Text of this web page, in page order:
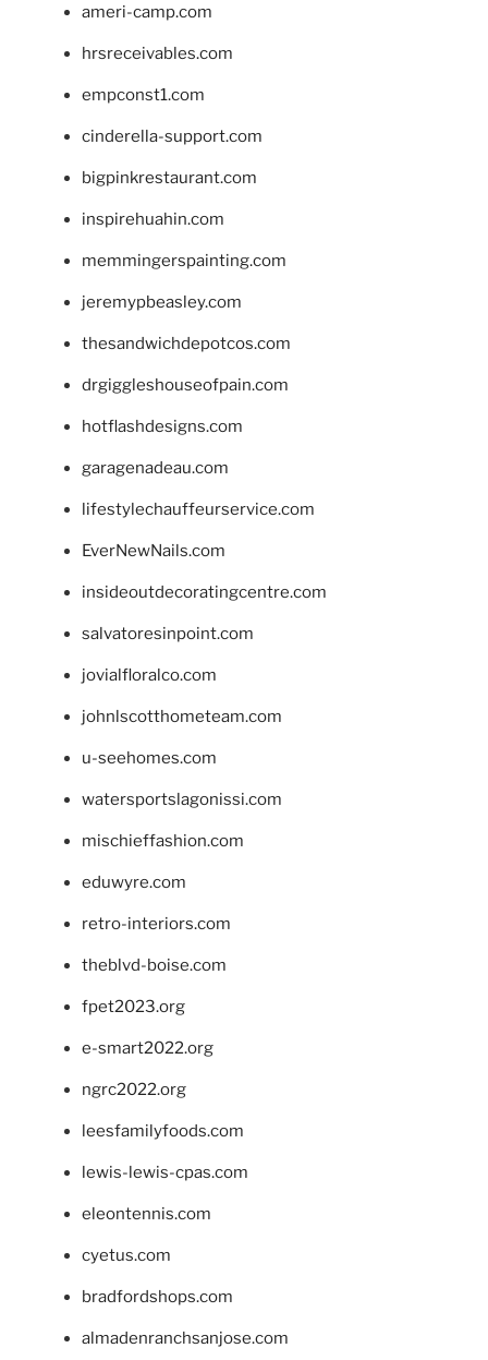
ameri-camp.com
hrsreceivables.com
empconst1.com
cinderella-support.com
bigpinkrestaurant.com
inspirehuahin.com
memmingerspainting.com
jeremypbeasley.com
thesandwichdepotcos.com
drgiggleshouseofpain.com
hotflashdesigns.com
garagenadeau.com
lifestylechauffeurservice.com
EverNewNails.com
insideoutdecoratingcentre.com
salvatoresinpoint.com
jovialfloralco.com
johnlscotthometeam.com
u-seehomes.com
watersportslagonissi.com
mischieffashion.com
eduwyre.com
retro-interiors.com
theblvd-boise.com
fpet2023.org
e-smart2022.org
ngrc2022.org
leesfamilyfoods.com
lewis-lewis-cpas.com
eleontennis.com
cyetus.com
bradfordshops.com
almadenranchsanjose.com